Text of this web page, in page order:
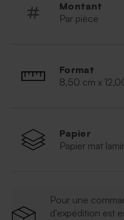
Montant
Par pièce
Format
8,50 cm x
Papier
Papier mat
Pour une
d'expédition est